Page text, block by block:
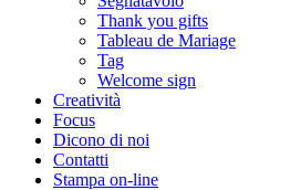
Thank you gifts
Tableau de Mariage
Tag
Welcome sign
Creatività
Focus
Dicono di noi
Contatti
Stampa on-line